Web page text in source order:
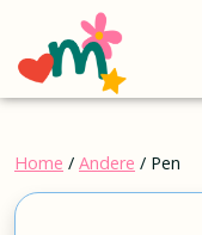
Home / Andere / Pen